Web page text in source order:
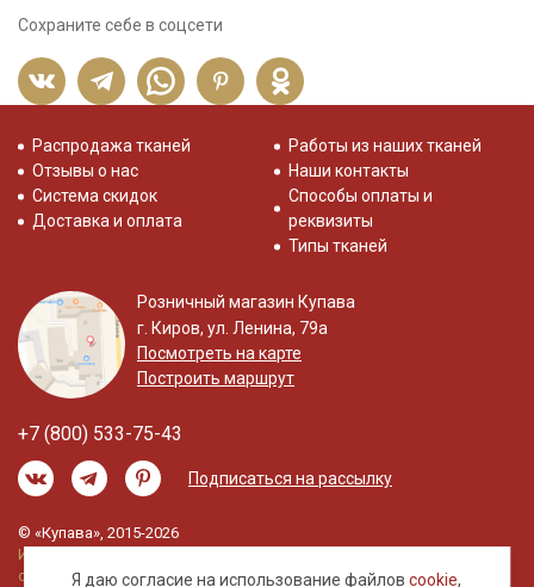
Сохраните себе в соцсети
Я даю согласие на использование файловcookie,
Распродажа тканей
Отзывы о нас
Система скидок
Доставка и оплата
Работы из наших тканей
Наши контакты
Способы оплаты и
реквизиты
Типы тканей
Розничный магазин Купава
г. Киров, ул. Ленина, 79а
Посмотреть на карте
Построить маршрут
+7 (800) 533-75-43
Подписаться на рассылку
© «Купава», 2015-2026
Информация на сайте не является публичной
офертой.